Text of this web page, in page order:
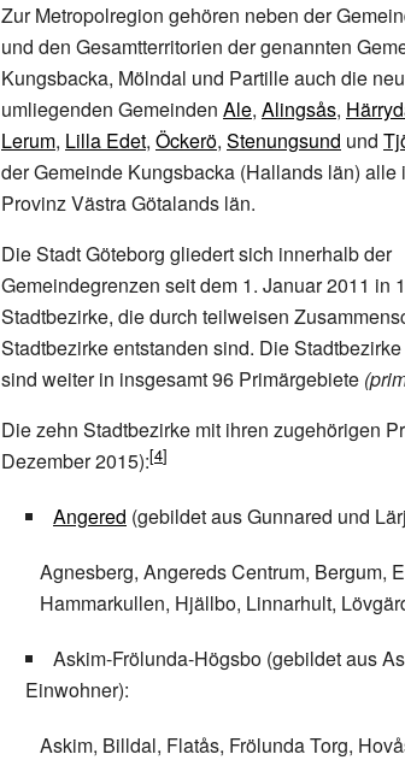
Zur Metropolregion gehören neben der
und den Gesamtterritorien der genannten
Kungsbacka, Mölndal und Partille auch die
umliegenden Gemeinden Ale, Alingsås,
Lerum, Lilla Edet, Öckerö, Stenungsund und
der Gemeinde Kungsbacka (Hallands län) alle
Provinz Västra Götalands län.
Die Stadt Göteborg gliedert sich innerhalb der
Gemeindegrenzen seit dem 1. Januar 2011 in
Stadtbezirke, die durch teilweisen
Stadtbezirke entstanden sind. Die
sind weiter in insgesamt 96 Primärgebiete
Die zehn Stadtbezirke mit ihren zugehörigen
Dezember 2015):
Angered (gebildet aus Gunnared und
Agnesberg, Angereds Centrum, Bergum,
Hammarkullen, Hjällbo, Linnarhult,
Askim-Frölunda-Högsbo (gebildet aus
Einwohner):
Askim, Billdal, Flatås, Frölunda Torg,